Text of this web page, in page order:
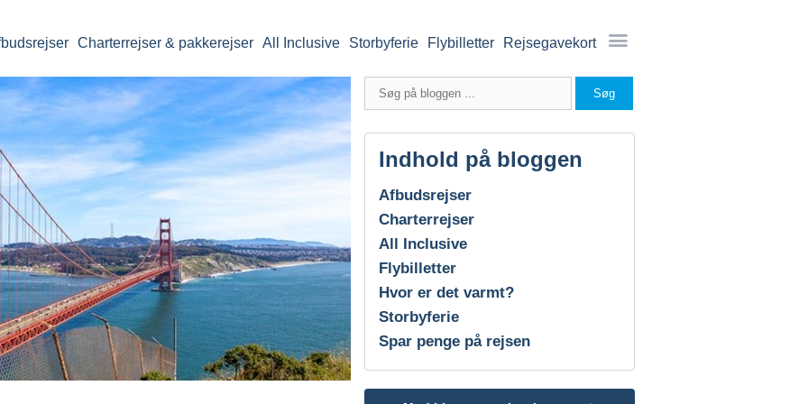
Charterrejser & pakkerejser All Inclusive Storbyferie Flybilletter Rejsegavekort
Indhold på bloggen
Afbudsrejser
Charterrejser
All Inclusive
Flybilletter
Hvor er det varmt?
Storbyferie
Spar penge på rejsen